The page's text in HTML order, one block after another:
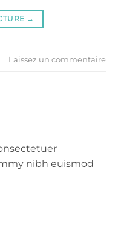
→
Laissez un commentaire
nibh euismod